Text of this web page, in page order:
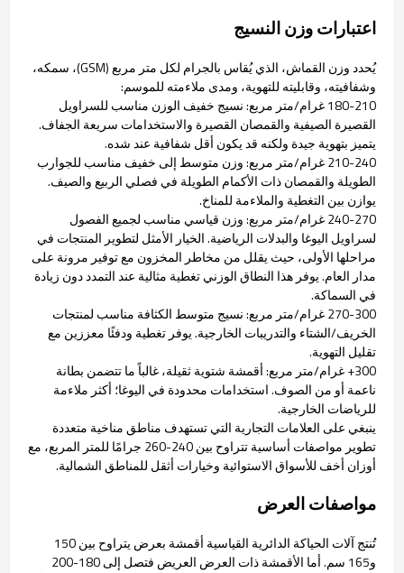
اعتبارات وزن النسيج
يُحدد وزن القماش، الذي يُقاس بالجرام لكل متر مربع (GSM)، سمكه،
وشفافيته، وقابليته للتهوية، ومدى ملاءمته للموسم:
180-210 غرام/متر مربع: نسيج خفيف الوزن مناسب للسراويل
القصيرة الصيفية والقمصان القصيرة والاستخدامات سريعة الجفاف.
يتميز بتهوية جيدة ولكنه قد يكون أقل شفافية عند شده.
210-240 غرام/متر مربع: وزن متوسط إلى خفيف مناسب للجوارب
الطويلة والقمصان ذات الأكمام الطويلة في فصلي الربيع والصيف.
يوازن بين التغطية والملاءمة للمناخ.
240-270 غرام/متر مربع: وزن قياسي مناسب لجميع الفصول
لسراويل اليوغا والبدلات الرياضية. الخيار الأمثل لتطوير المنتجات في
مراحلها الأولى، حيث يقلل من مخاطر المخزون مع توفير مرونة على
مدار العام. يوفر هذا النطاق الوزني تغطية مثالية عند التمدد دون زيادة
في السماكة.
270-300 غرام/متر مربع: نسيج متوسط الكثافة مناسب لمنتجات
الخريف/الشتاء والتدريبات الخارجية. يوفر تغطية ودفئًا معززين مع
تقليل التهوية.
300+ غرام/متر مربع: أقمشة شتوية ثقيلة، غالباً ما تتضمن بطانة
ناعمة أو من الصوف. استخدامات محدودة في اليوغا؛ أكثر ملاءمة
للرياضات الخارجية.
ينبغي على العلامات التجارية التي تستهدف مناطق مناخية متعددة
تطوير مواصفات أساسية تتراوح بين 240-260 جرامًا للمتر المربع، مع
أوزان أخف للأسواق الاستوائية وخيارات أثقل للمناطق الشمالية.
مواصفات العرض
تُنتج آلات الحياكة الدائرية القياسية أقمشة بعرض يتراوح بين 150
و165 سم. أما الأقمشة ذات العرض العريض فتصل إلى 180-200